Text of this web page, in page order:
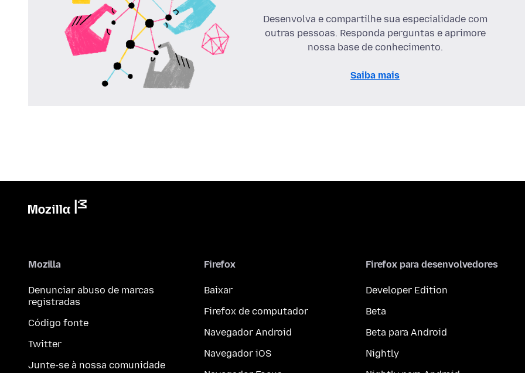
Desenvolva e compartilhe sua especialidade com
outras pessoas. Responda perguntas e aprimore
nossa base de conhecimento.
Saiba mais
Mozilla
Denunciar abuso de marcas
registradas
Código fonte
Twitter
Junte-se à nossa comunidade
Firefox
Baixar
Firefox de computador
Navegador Android
Navegador iOS
Firefox para desenvolvedores
Developer Edition
Beta
Beta para Android
Nightly